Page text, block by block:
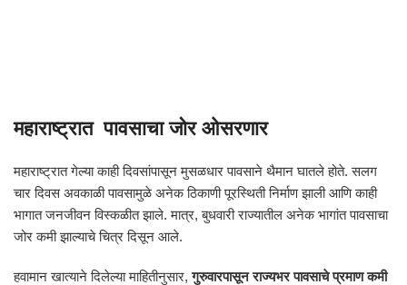
महाराष्ट्रात पावसाचा जोर ओसरणार
महाराष्ट्रात गेल्या काही दिवसांपासून मुसळधार पावसाने थैमान घातले होते. सलग
चार दिवस अवकाळी पावसामुळे अनेक ठिकाणी पूरस्थिती निर्माण झाली आणि काही
भागात जनजीवन विस्कळीत झाले. मात्र, बुधवारी राज्यातील अनेक भागांत पावसाचा
जोर कमी झाल्याचे चित्र दिसून आले.
हवामान खात्याने दिलेल्या माहितीनुसार,गुरुवारपासून राज्यभर पावसाचे प्रमाण कमी